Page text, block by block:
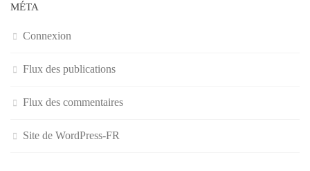
MÉTA
Connexion
Flux des publications
Flux des commentaires
Site de WordPress-FR